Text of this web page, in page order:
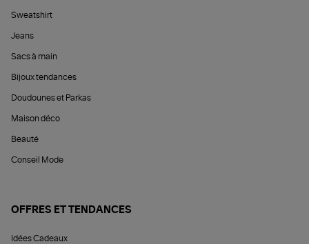
Sweatshirt
Jeans
Sacs à main
Bijoux tendances
Doudounes et Parkas
Maison déco
Beauté
Conseil Mode
OFFRES ET TENDANCES
Idées Cadeaux